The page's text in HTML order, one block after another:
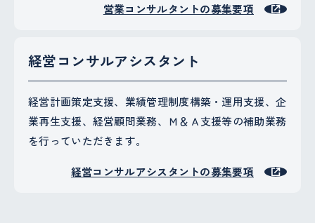
営業コンサルタントの募集要項
経営コンサルアシスタント
経営計画策定支援、業績管理制度構築・運用支援、企
業再生支援、経営顧問業務、Ｍ＆Ａ支援等の補助業務
を行っていただきます。
経営コンサルアシスタントの募集要項